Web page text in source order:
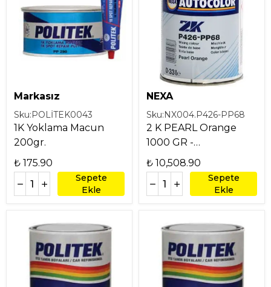
Markasız
Sku:POLİTEK0043
1K Yoklama Macun
200gr.
₺ 175.90
Sepete
Ekle
NEXA
Sku:NX004.P426-PP68
2 K PEARL Orange
1000 GR -
0.33LT/0.337KG
₺ 10,508.90
Sepete
Ekle